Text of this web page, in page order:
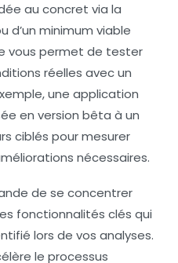
au concret via la
d’un minimum viable
vous permet de tester
réelles avec un
une application
en version bêta à un
ciblés pour mesurer
nécessaires.
de se concentrer
fonctionnalités clés qui
lors de vos analyses.
le processus